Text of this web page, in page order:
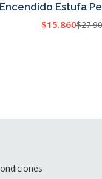
Estufa
$15.860